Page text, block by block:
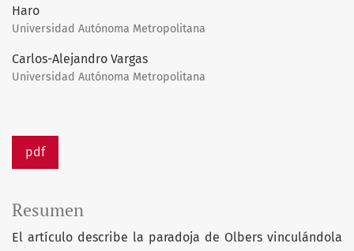
Haro
Universidad Autónoma Metropolitana
Carlos-Alejandro Vargas
Universidad Autónoma Metropolitana
pdf
Resumen
El artículo describe la paradoja de Olbers vinculándola